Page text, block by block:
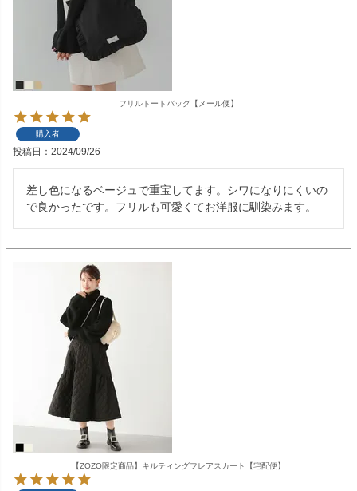
フリルトートバッグ【メール便】
購入者
投稿日 2024/09/26
差し色になるベージュで重宝してます。シワになりにくいの
で良かったです。フリルも可愛くてお洋服に馴染みます。
【ZOZO限定商品】キルティングフレアスカート【宅配便】